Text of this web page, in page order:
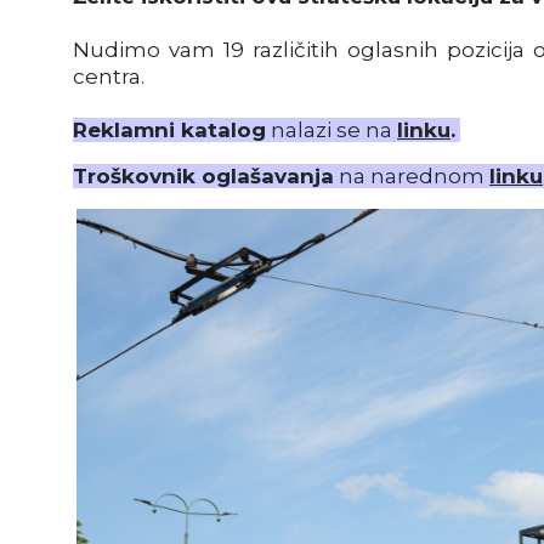
Nudimo vam 19 različitih oglasnih pozicija
centra.
Reklamni katalog nalazi se na linku.
Troškovnik oglašavanja na narednom linku